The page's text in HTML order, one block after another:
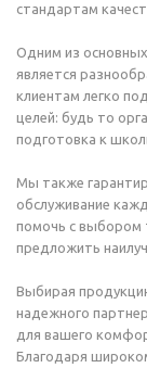
стандартам
Одним из
является
клиентам легко
целей: будь то
подготовка к
Мы также
обслуживание
помочь с выбором
предложить
Выбирая
надежного
для вашего
Благодаря